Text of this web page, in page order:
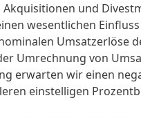
und
wesentlichen
Umsatz­erlöse
Umrechnung von
erwarten wir einen
einstelligen